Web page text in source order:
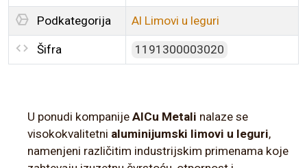
Podkategorija Al Limovi u leguri
Šifra 1191300003020
U ponudi kompanije AlCu Metali nalaze se
visokokvalitetni aluminijumski limovi u leguri,
namenjeni različitim industrijskim primenama koje